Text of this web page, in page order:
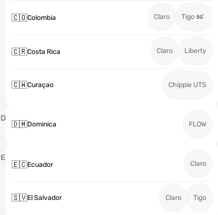
🇨🇴Colombia Claro Tigo
🇨🇷Costa Rica Claro Liberty
🇨🇼Curaçao Chippie UTS
D
🇩🇲Dominica FLOW
E
🇪🇨Ecuador Claro
🇸🇻El Salvador Claro Tigo